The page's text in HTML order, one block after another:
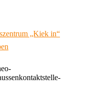
„Kiek in“